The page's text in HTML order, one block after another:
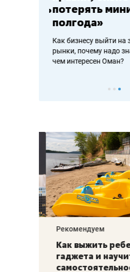
потерять
полгода»
Как бизнесу выйти на
рынки, почему надо
чем интересен Оман?
Рекомендуем
Как выжить
гаджета и